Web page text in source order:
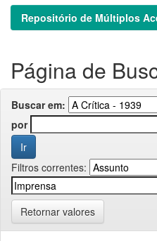
Repositório de Múltiplos
Página de
Buscar em:
por
Filtros correntes:
Retornar valores